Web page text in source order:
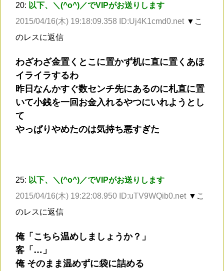
20: 以下、＼(^o^)／でVIPがお送りします
2015/04/16(木) 19:18:09.358 ID:Uj4K1cmd0.net ▼こ
のレスに返信
わざわざ金置くとこに置かず机に直に置くあほ
イライラするわ
昨日なんかすぐ数センチ先にあるのに札直に置
いて小銭を一回お金入れるやつにいれようとし
て
やっぱりやめたのは気持ち悪すぎた
25: 以下、＼(^o^)／でVIPがお送りします
2015/04/16(木) 19:22:08.950 ID:uTV9WQib0.net ▼こ
のレスに返信
俺「こちら温めしましょうか？」
客「…」
俺 そのまま温めずに袋に詰める